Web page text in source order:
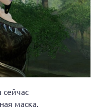
сейчас
маска.